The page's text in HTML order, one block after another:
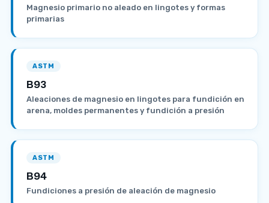
Magnesio primario no aleado en lingotes y formas
primarias
ASTM
B93
Aleaciones de magnesio en lingotes para fundición en
arena, moldes permanentes y fundición a presión
ASTM
B94
Fundiciones a presión de aleación de magnesio